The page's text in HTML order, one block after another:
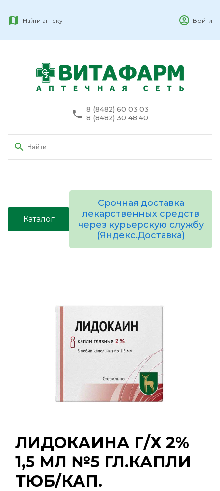
Найти аптеку Войти
8 (8482) 60 03 03
8 (8482) 30 48 40
Каталог
Срочная доставка
лекарственных средств
через курьерскую службу
(Яндекс.Доставка)
ЛИДОКАИНА Г/Х 2%
1,5 МЛ №5 ГЛ.КАПЛИ
ТЮБ/КАП.